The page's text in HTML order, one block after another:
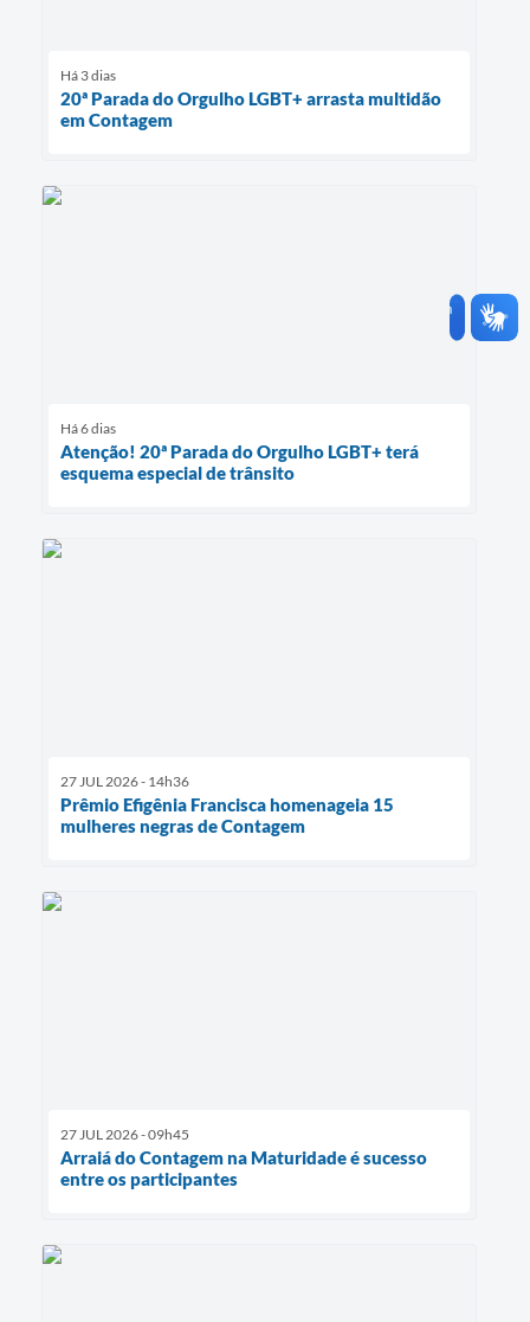
Há 3 dias
20ª Parada do Orgulho LGBT+ arrasta multidão
em Contagem
Há 6 dias
Atenção! 20ª Parada do Orgulho LGBT+ terá
esquema especial de trânsito
27 JUL 2026 - 14h36
Prêmio Efigênia Francisca homenageia 15
mulheres negras de Contagem
27 JUL 2026 - 09h45
Arraiá do Contagem na Maturidade é sucesso
entre os participantes